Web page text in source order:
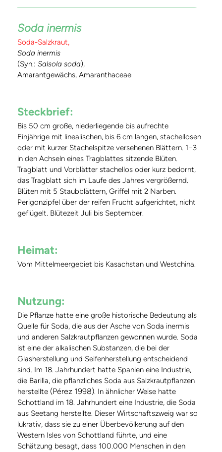
Soda inermis
Soda-Salzkraut,
Soda inermis
(Syn.: Salsola soda),
Amarantgewächs, Amaranthaceae
Steckbrief:
Bis 50 cm große, niederliegende bis aufrechte
Einjährige mit linealischen, bis 6 cm langen, stachellosen
oder mit kurzer Stachelspitze versehenen Blättern. 1−3
in den Achseln eines Tragblattes sitzende Blüten.
Tragblatt und Vorblätter stachellos oder kurz bedornt,
das Tragblatt sich im Laufe des Jahres vergrößernd.
Blüten mit 5 Staubblättern, Griffel mit 2 Narben.
Perigonzipfel über der reifen Frucht aufgerichtet, nicht
geflügelt. Blütezeit Juli bis September.
Heimat:
Vom Mittelmeergebiet bis Kasachstan und Westchina.
Nutzung:
Die Pflanze hatte eine große historische Bedeutung als
Quelle für Soda, die aus der Asche von Soda inermis
und anderen Salzkrautpflanzen gewonnen wurde. Soda
ist eine der alkalischen Substanzen, die bei der
Glasherstellung und Seifenherstellung entscheidend
sind. Im 18. Jahrhundert hatte Spanien eine Industrie,
die Barilla, die pflanzliches Soda aus Salzkrautpflanzen
herstellte (Pérez 1998). In ähnlicher Weise hatte
Schottland im 18. Jahrhundert eine Industrie, die Soda
aus Seetang herstellte. Dieser Wirtschaftszweig war so
lukrativ, dass sie zu einer Überbevölkerung auf den
Western Isles von Schottland führte, und eine
Schätzung besagt, dass 100.000 Menschen in den